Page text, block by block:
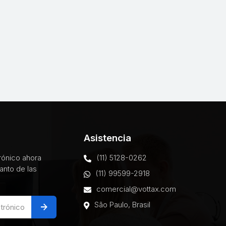
ahora
de las
arrow_forward
Asistencia
(11) 5128-0262
(11) 99599-2918
comercial@vottax.com
São Paulo, Brasil